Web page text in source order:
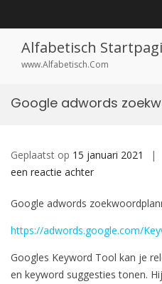
de
inhoudAlfabetisch
www.Alfabetisch.Com
Google adwords
Geplaatst op 15 januari 2021
een reactie achterop
adwords
Google adwords
https://adwords.google.com/
Googles Keyword Tool kan je
en keyword suggesties tonen.